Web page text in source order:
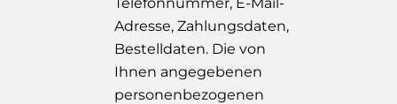
Adresse, Zahlungsdaten,
Bestelldaten. Die von
Ihnen angegebenen
personenbezogenen